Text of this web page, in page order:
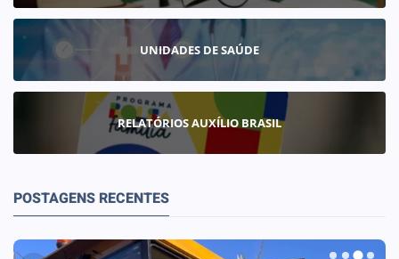
UNIDADES DE SAÚDE
RELATÓRIOS AUXÍLIO BRASIL
POSTAGENS RECENTES